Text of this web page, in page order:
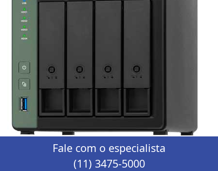
Fale com o especialista
(11) 3475-5000